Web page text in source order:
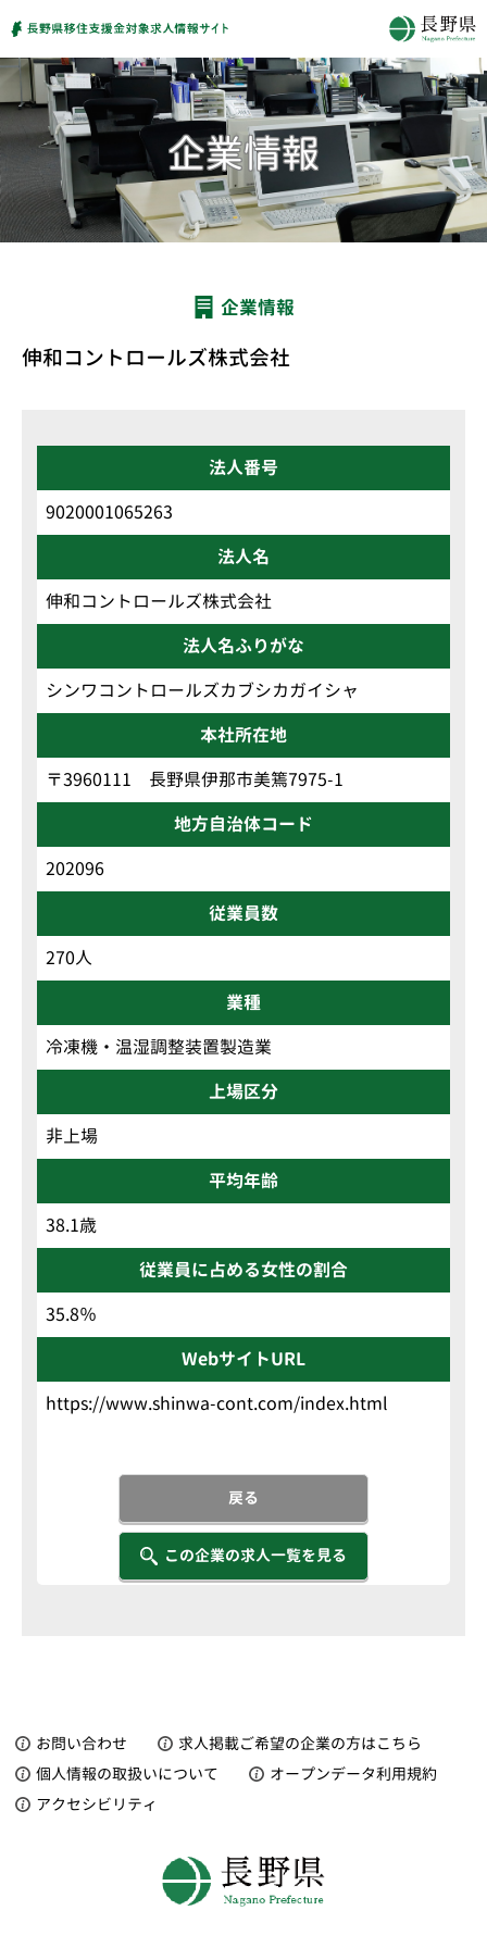
企業情報
伸和コントロールズ株式会社
法人番号
9020001065263
法人名
伸和コントロールズ株式会社
法人名ふりがな
シンワコントロールズカブシカガイシャ
本社所在地
〒3960111 長野県伊那市美篶7975-1
地方自治体コード
202096
従業員数
270人
業種
冷凍機・温湿調整装置製造業
上場区分
非上場
平均年齢
38.1歳
従業員に占める女性の割合
35.8％
WebサイトURL
https://www.shinwa-cont.com/index.html
戻る
この企業の求人一覧を見る
お問い合わせ
求人掲載ご希望の企業の方はこちら
個人情報の取扱いについて
オープンデータ利用規約
アクセシビリティ